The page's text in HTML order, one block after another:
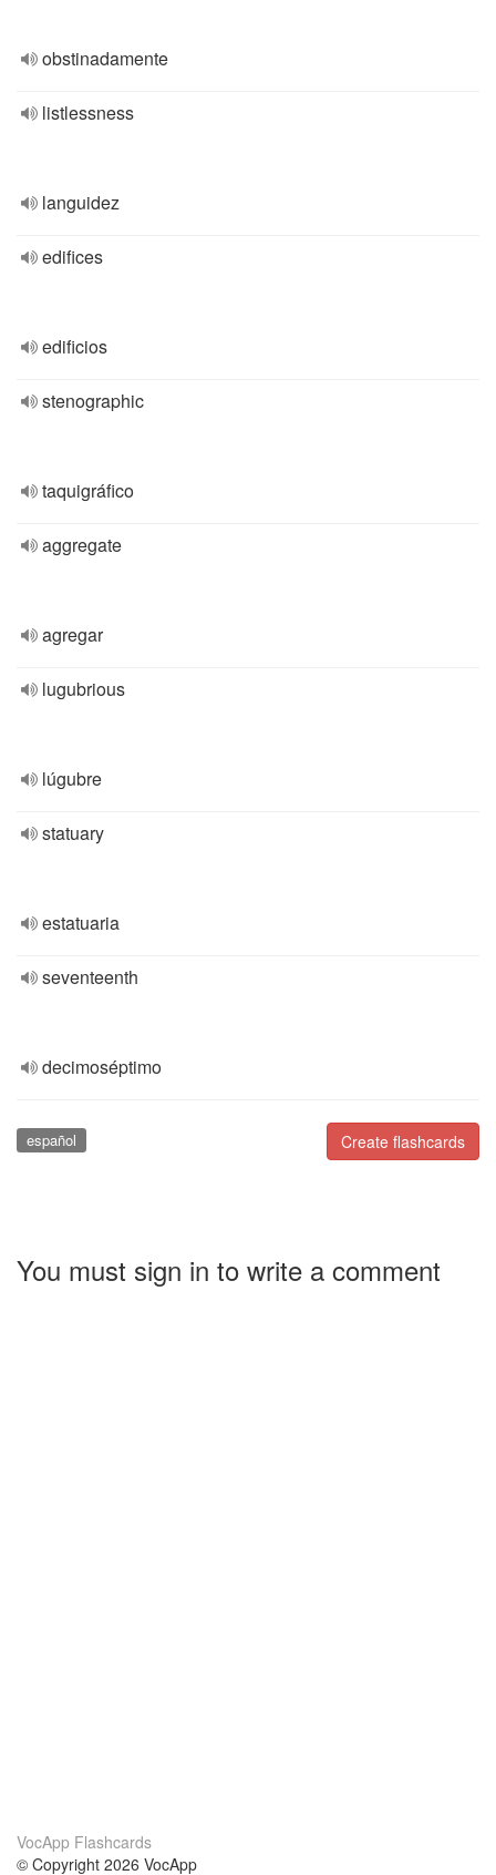
obstinadamente
listlessness
languidez
edifices
edificios
stenographic
taquigráfico
aggregate
agregar
lugubrious
lúgubre
statuary
estatuaria
seventeenth
decimoséptimo
Create flashcards
español
You must sign in to write a comment
VocApp Flashcards
© Copyright 2026 VocApp